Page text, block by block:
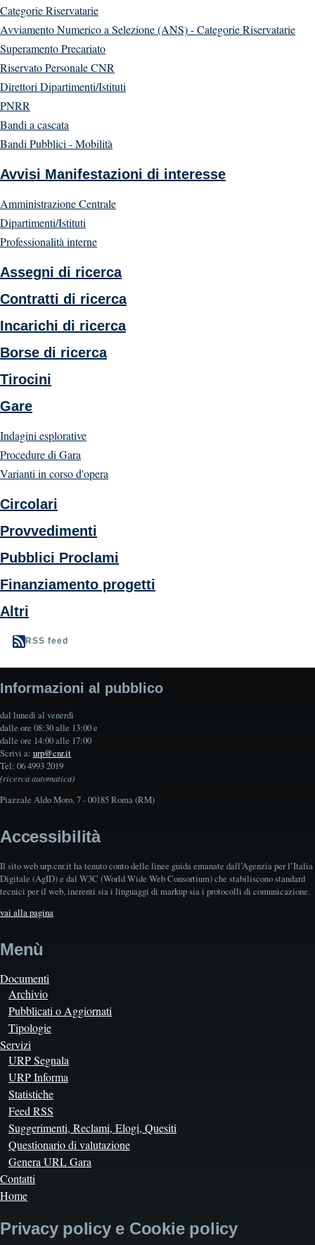
Categorie Riservatarie
Avviamento Numerico a Selezione (ANS) - Categorie Riservatarie
Superamento Precariato
Riservato Personale CNR
Direttori Dipartimenti/Istituti
PNRR
Bandi a cascata
Bandi Pubblici - Mobilità
Avvisi Manifestazioni di interesse
Amministrazione Centrale
Dipartimenti/Istituti
Professionalità interne
Assegni di ricerca
Contratti di ricerca
Incarichi di ricerca
Borse di ricerca
Tirocini
Gare
Indagini esplorative
Procedure di Gara
Varianti in corso d'opera
Circolari
Provvedimenti
Pubblici Proclami
Finanziamento progetti
Altri
RSS feed
Informazioni al pubblico
dal lunedì al venerdì
dalle ore 08:30 alle 13:00 e
dalle ore 14:00 alle 17:00
Scrivi a: urp@cnr.it
Tel: 06 4993 2019
(ricerca automatica)
Piazzale Aldo Moro, 7 - 00185 Roma (RM)
Accessibilità
Il sito web urp.cnr.it ha tenuto conto delle linee guida emanate dall’Agenzia per l’Italia
Digitale (AgID) e dal W3C (World Wide Web Consortium) che stabiliscono standard
tecnici per il web, inerenti sia i linguaggi di markup sia i protocolli di comunicazione.
vai alla pagina
Menù
Documenti
Archivio
Pubblicati o Aggiornati
Tipologie
Servizi
URP Segnala
URP Informa
Statistiche
Feed RSS
Suggerimenti, Reclami, Elogi, Quesiti
Questionario di valutazione
Genera URL Gara
Contatti
Home
Privacy policy e Cookie policy